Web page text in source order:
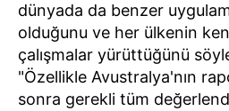
dünyada da benzer
olduğunu ve her ülkenin
çalışmalar yürüttüğünü
"Özellikle Avustralya'nın
sonra gerekli tüm